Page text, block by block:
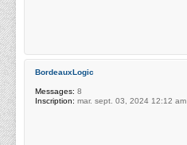
BordeauxLogic
Messages: 8
Inscription: mar. sept. 03, 2024 12:12 am